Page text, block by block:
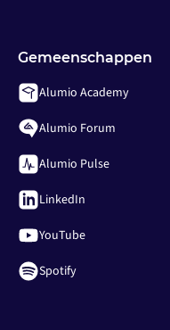
Gemeenschappen
Alumio Academy
Alumio Forum
Alumio Pulse
LinkedIn
YouTube
Spotify